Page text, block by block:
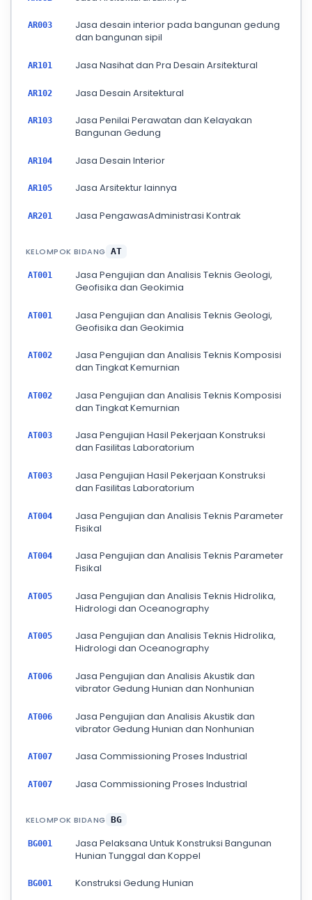
AR003
Jasa desain interior pada bangunan gedung
dan bangunan sipil
AR101 Jasa Nasihat dan Pra Desain Arsitektural
AR102 Jasa Desain Arsitektural
AR103
Jasa Penilai Perawatan dan Kelayakan
Bangunan Gedung
AR104 Jasa Desain Interior
AR105 Jasa Arsitektur lainnya
AR201 Jasa PengawasAdministrasi Kontrak
KELOMPOK BIDANG AT
AT001
Jasa Pengujian dan Analisis Teknis Geologi,
Geofisika dan Geokimia
AT001
Jasa Pengujian dan Analisis Teknis Geologi,
Geofisika dan Geokimia
AT002
Jasa Pengujian dan Analisis Teknis Komposisi
dan Tingkat Kemurnian
AT002
Jasa Pengujian dan Analisis Teknis Komposisi
dan Tingkat Kemurnian
AT003
Jasa Pengujian Hasil Pekerjaan Konstruksi
dan Fasilitas Laboratorium
AT003
Jasa Pengujian Hasil Pekerjaan Konstruksi
dan Fasilitas Laboratorium
AT004
Jasa Pengujian dan Analisis Teknis Parameter
Fisikal
AT004
Jasa Pengujian dan Analisis Teknis Parameter
Fisikal
AT005
Jasa Pengujian dan Analisis Teknis Hidrolika,
Hidrologi dan Oceanography
AT005
Jasa Pengujian dan Analisis Teknis Hidrolika,
Hidrologi dan Oceanography
AT006
Jasa Pengujian dan Analisis Akustik dan
vibrator Gedung Hunian dan Nonhunian
AT006
Jasa Pengujian dan Analisis Akustik dan
vibrator Gedung Hunian dan Nonhunian
AT007 Jasa Commissioning Proses Industrial
AT007 Jasa Commissioning Proses Industrial
KELOMPOK BIDANG BG
BG001
Jasa Pelaksana Untuk Konstruksi Bangunan
Hunian Tunggal dan Koppel
BG001 Konstruksi Gedung Hunian